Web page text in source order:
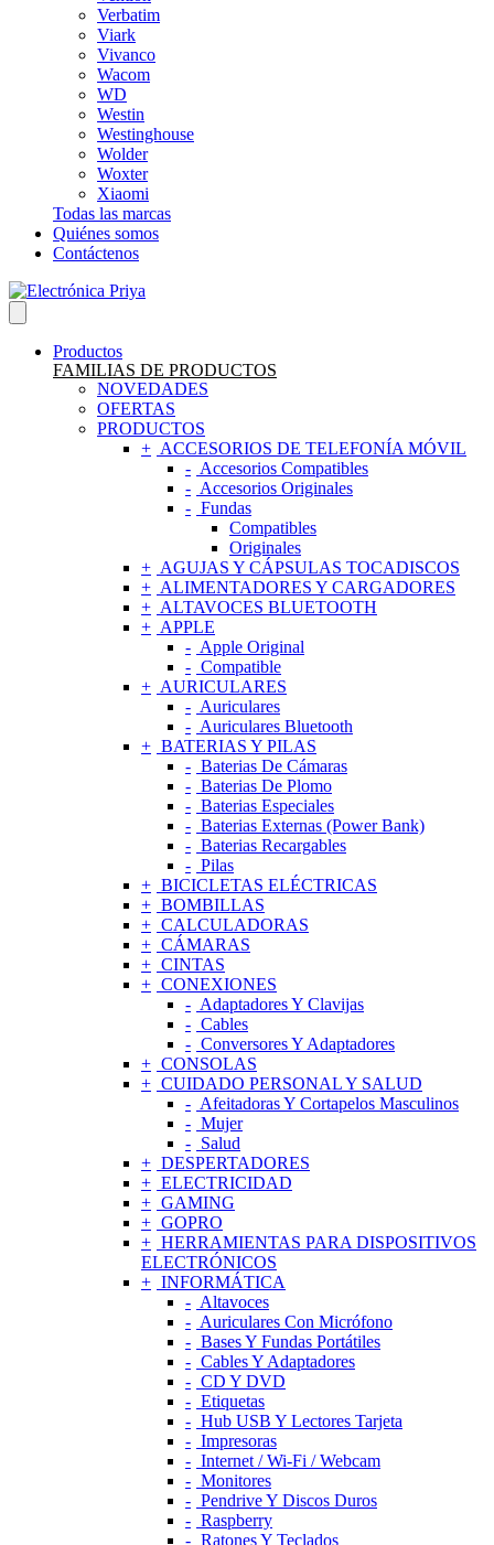
Verbatim
Viark
Vivanco
Wacom
WD
Westin
Westinghouse
Wolder
Woxter
Xiaomi
Todas las marcas
Quiénes somos
Contáctenos
Productos
FAMILIAS DE PRODUCTOS
NOVEDADES
OFERTAS
PRODUCTOS
ACCESORIOS DE TELEFONÍA MÓVIL
Accesorios Compatibles
Accesorios Originales
Fundas
Compatibles
Originales
AGUJAS Y CÁPSULAS TOCADISCOS
ALIMENTADORES Y CARGADORES
ALTAVOCES BLUETOOTH
APPLE
Apple Original
Compatible
AURICULARES
Auriculares
Auriculares Bluetooth
BATERIAS Y PILAS
Baterias De Cámaras
Baterias De Plomo
Baterias Especiales
Baterias Externas (Power Bank)
Baterias Recargables
Pilas
BICICLETAS ELÉCTRICAS
BOMBILLAS
CALCULADORAS
CÁMARAS
CINTAS
CONEXIONES
Adaptadores Y Clavijas
Cables
Conversores Y Adaptadores
CONSOLAS
CUIDADO PERSONAL Y SALUD
Afeitadoras Y Cortapelos Masculinos
Mujer
Salud
DESPERTADORES
ELECTRICIDAD
GAMING
GOPRO
HERRAMIENTAS PARA DISPOSITIVOS
ELECTRÓNICOS
INFORMÁTICA
Altavoces
Auriculares Con Micrófono
Bases Y Fundas Portátiles
Cables Y Adaptadores
CD Y DVD
Etiquetas
Hub USB Y Lectores Tarjeta
Impresoras
Internet / Wi-Fi / Webcam
Monitores
Pendrive Y Discos Duros
Raspberry
Ratones Y Teclados